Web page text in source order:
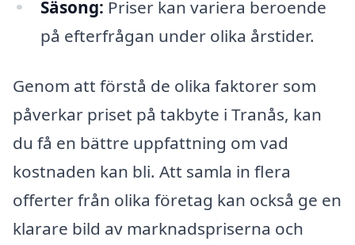
Säsong: Priser kan variera beroende
på efterfrågan under olika årstider.
Genom att förstå de olika faktorer som
påverkar priset på takbyte i Tranås, kan
du få en bättre uppfattning om vad
kostnaden kan bli. Att samla in flera
offerter från olika företag kan också ge en
klarare bild av marknadspriserna och